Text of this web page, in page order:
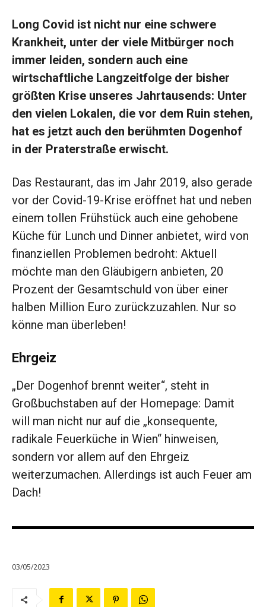
Long Covid ist nicht nur eine schwere
Krankheit, unter der viele Mitbürger noch
immer leiden, sondern auch eine
wirtschaftliche Langzeitfolge der bisher
größten Krise unseres Jahrtausends: Unter
den vielen Lokalen, die vor dem Ruin stehen,
hat es jetzt auch den berühmten Dogenhof
in der Praterstraße erwischt.
Das Restaurant, das im Jahr 2019, also gerade
vor der Covid-19-Krise eröffnet hat und neben
einem tollen Frühstück auch eine gehobene
Küche für Lunch und Dinner anbietet, wird von
finanziellen Problemen bedroht: Aktuell
möchte man den Gläubigern anbieten, 20
Prozent der Gesamtschuld von über einer
halben Million Euro zurückzuzahlen. Nur so
könne man überleben!
Ehrgeiz
„Der Dogenhof brennt weiter“, steht in
Großbuchstaben auf der Homepage: Damit
will man nicht nur auf die „konsequente,
radikale Feuerküche in Wien“ hinweisen,
sondern vor allem auf den Ehrgeiz
weiterzumachen. Allerdings ist auch Feuer am
Dach!
03/05/2023